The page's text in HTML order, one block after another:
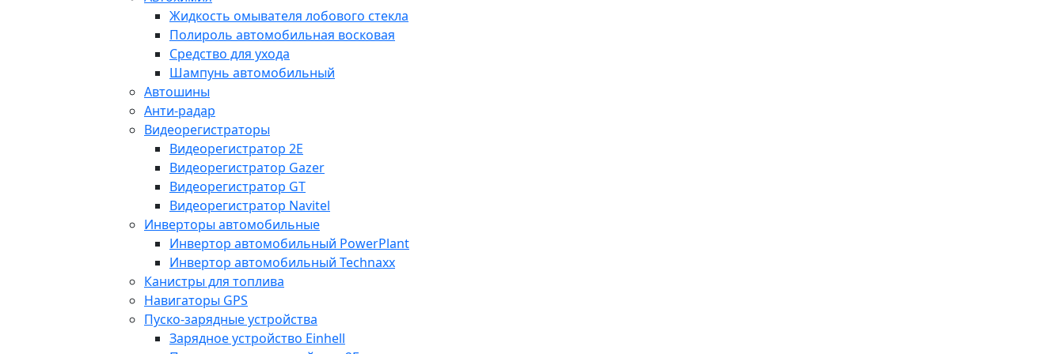
Жидкость омывателя лобового стекла
Полироль автомобильная восковая
Средство для ухода
Шампунь автомобильный
Автошины
Анти-радар
Видеорегистраторы
Видеорегистратор 2E
Видеорегистратор Gazer
Видеорегистратор GT
Видеорегистратор Navitel
Инверторы автомобильные
Инвертор автомобильный PowerPlant
Инвертор автомобильный Technaxx
Канистры для топлива
Навигаторы GPS
Пуско-зарядные устройства
Зарядное устройство Einhell